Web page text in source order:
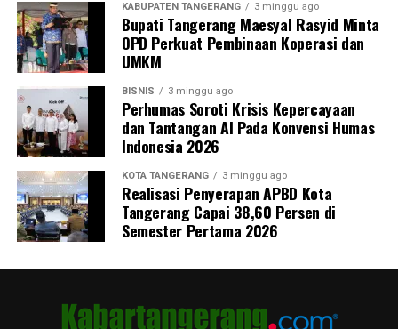
KABUPATEN TANGERANG 3 minggu ago
Bupati Tangerang Maesyal Rasyid Minta
OPD Perkuat Pembinaan Koperasi dan
UMKM
BISNIS 3 minggu ago
Perhumas Soroti Krisis Kepercayaan
dan Tantangan AI Pada Konvensi Humas
Indonesia 2026
KOTA TANGERANG 3 minggu ago
Realisasi Penyerapan APBD Kota
Tangerang Capai 38,60 Persen di
Semester Pertama 2026